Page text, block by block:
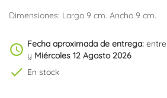
Dimensiones: Largo 9 cm. Ancho 9 cm.
schedule Fecha aproximada de entrega: entre
y Miércoles 12 Agosto 2026
check En stock